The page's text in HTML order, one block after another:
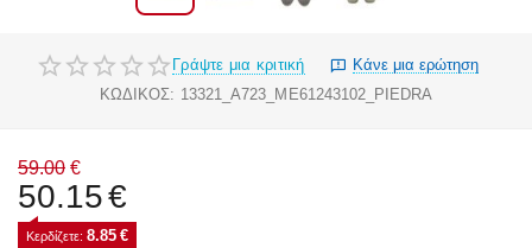
Γράψτε μια κριτική
Κάνε μια ερώτηση
ΚΩΔΙΚΟΣ: 13321_A723_ME61243102_PIEDRA
59.00 €
50.15€
Κερδίζετε: 8.85 €